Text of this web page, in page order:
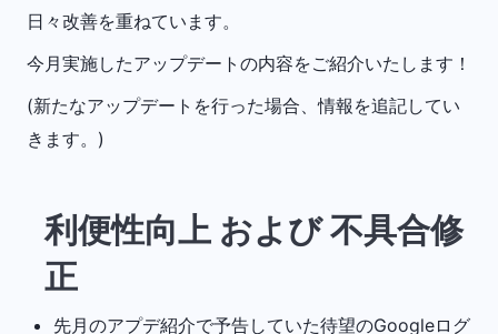
日々改善を重ねています。
今月実施したアップデートの内容をご紹介いたします！
(新たなアップデートを行った場合、情報を追記してい
きます。)
利便性向上 および 不具合修
正
先月のアプデ紹介で予告していた待望のGoogleログ